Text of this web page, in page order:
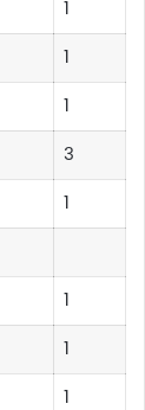
1
1
1
3
1
1
1
1